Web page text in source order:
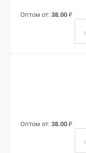
Оптом от: 38.00 ₽
Оптом от: 38.00 ₽